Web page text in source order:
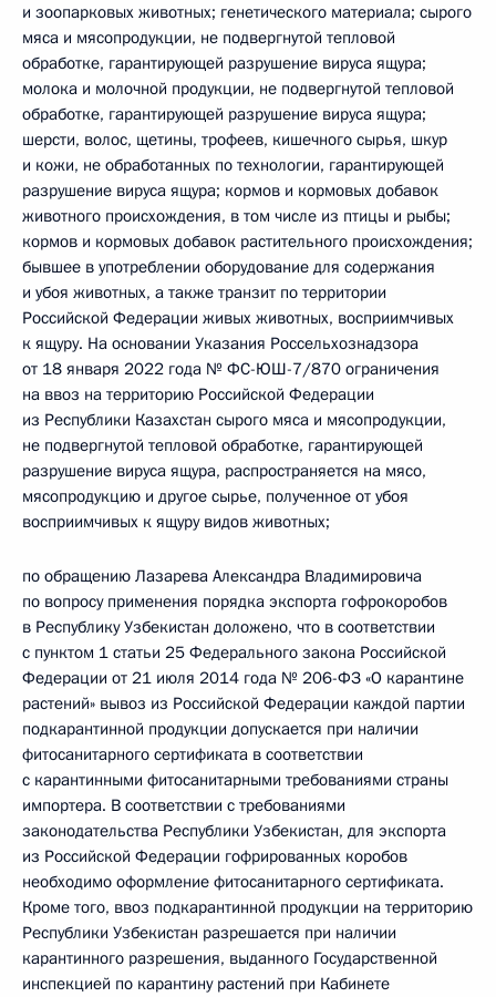
и зоопарковых животных; генетического материала; сырого
мяса и мясопродукции, не подвергнутой тепловой
обработке, гарантирующей разрушение вируса ящура;
молока и молочной продукции, не подвергнутой тепловой
обработке, гарантирующей разрушение вируса ящура;
шерсти, волос, щетины, трофеев, кишечного сырья, шкур
и кожи, не обработанных по технологии, гарантирующей
разрушение вируса ящура; кормов и кормовых добавок
животного происхождения, в том числе из птицы и рыбы;
кормов и кормовых добавок растительного происхождения;
бывшее в употреблении оборудование для содержания
и убоя животных, а также транзит по территории
Российской Федерации живых животных, восприимчивых
к ящуру. На основании Указания Россельхознадзора
от 18 января 2022 года № ФС-ЮШ-7/870 ограничения
на ввоз на территорию Российской Федерации
из Республики Казахстан сырого мяса и мясопродукции,
не подвергнутой тепловой обработке, гарантирующей
разрушение вируса ящура, распространяется на мясо,
мясопродукцию и другое сырье, полученное от убоя
восприимчивых к ящуру видов животных;
по обращению Лазарева Александра Владимировича
по вопросу применения порядка экспорта гофрокоробов
в Республику Узбекистан доложено, что в соответствии
с пунктом 1 статьи 25 Федерального закона Российской
Федерации от 21 июля 2014 года № 206-ФЗ «О карантине
растений» вывоз из Российской Федерации каждой партии
подкарантинной продукции допускается при наличии
фитосанитарного сертификата в соответствии
с карантинными фитосанитарными требованиями страны
импортера. В соответствии с требованиями
законодательства Республики Узбекистан, для экспорта
из Российской Федерации гофрированных коробов
необходимо оформление фитосанитарного сертификата.
Кроме того, ввоз подкарантинной продукции на территорию
Республики Узбекистан разрешается при наличии
карантинного разрешения, выданного Государственной
инспекцией по карантину растений при Кабинете